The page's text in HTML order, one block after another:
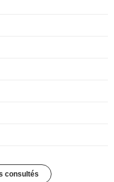
consultés